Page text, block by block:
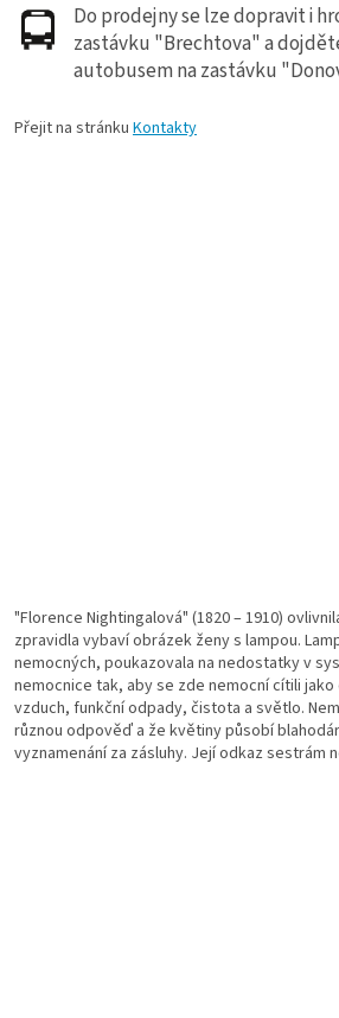
Do prodejny se lze dopravit i
zastávku "Brechtova" a
autobusem na zastávku
Přejit na stránku Kontakty
"Florence Nightingalová" (1820 – 1910)
zpravidla vybaví obrázek ženy s lampou.
nemocných, poukazovala na nedostatky v
nemocnice tak, aby se zde nemocní cítili
vzduch, funkční odpady, čistota a světlo.
různou odpověď a že květiny působí
vyznamenání za zásluhy. Její odkaz